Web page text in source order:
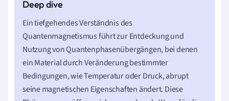
Ein tiefgehendes Verständnis des
Quantenmagnetismus führt zur Entdeckung und
Nutzung von Quantenphasenübergängen, bei denen
ein Material durch Veränderung bestimmter
Bedingungen, wie Temperatur oder Druck, abrupt
seine magnetischen Eigenschaften ändert. Diese